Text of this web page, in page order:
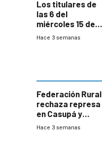
Los titulares de
las 6 del
miércoles 15 de
julio de 2026
Hace 3 semanas
Federación Rural
rechaza represa
en Casupá y
firma demanda
Hace 3 semanas